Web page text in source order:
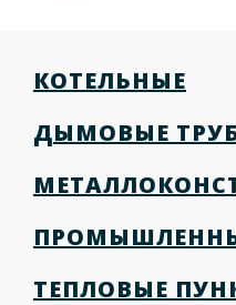
КОТЕЛЬНЫЕ
ДЫМОВЫЕ
ТЕПЛОВЫЕ